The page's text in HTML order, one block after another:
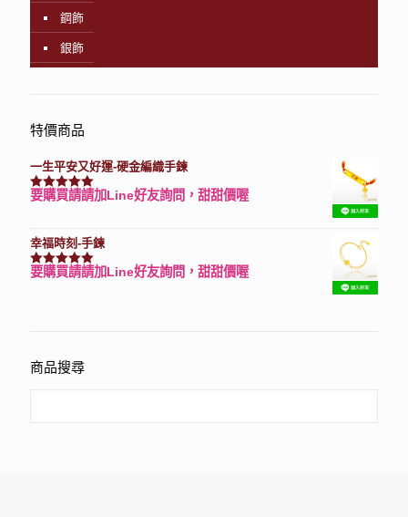
鋼飾
銀飾
特價商品
一生平安又好運-硬金編織手鍊
評分7740滿分 5
要購買請請加Line好友詢問，甜甜價喔
幸福時刻-手鍊
評分3150滿分 5
要購買請請加Line好友詢問，甜甜價喔
商品搜尋